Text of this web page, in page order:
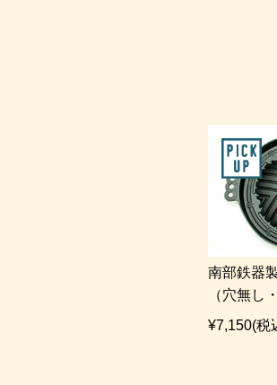
南部鉄器
（穴無し
¥7,150(税